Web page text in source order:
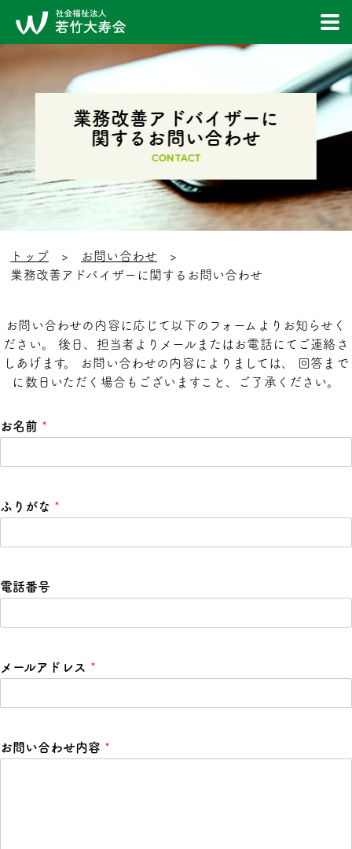
業務改善アドバイザーに
関するお問い合わせ
CONTACT
トップ
お問い合わせ
業務改善アドバイザーに関するお問い合わせ
お問い合わせの内容に応じて以下のフォームよりお知らせく
ださい。 後日、担当者よりメールまたはお電話にてご連絡さ
しあげます。 お問い合わせの内容によりましては、 回答まで
に数日いただく場合もございますこと、ご了承ください。
お名前 *
ふりがな *
電話番号
メールアドレス *
お問い合わせ内容 *